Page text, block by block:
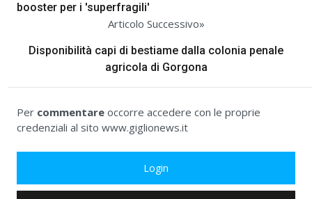
booster per i 'superfragili'
Articolo Successivo»
Disponibilità capi di bestiame dalla colonia penale
agricola di Gorgona
Per commentare occorre accedere con le proprie
credenziali al sito www.giglionews.it
Login